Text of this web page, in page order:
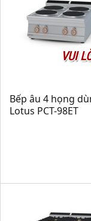
VUI
Bếp âu 4 họng
Lotus PCT-98ET